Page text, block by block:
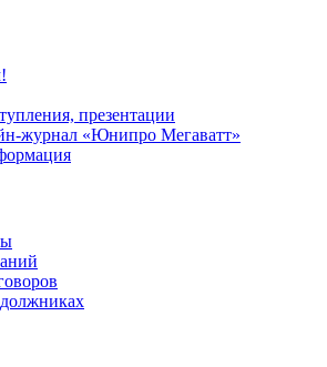
презентации
журнал «Юнипро Мегаватт»